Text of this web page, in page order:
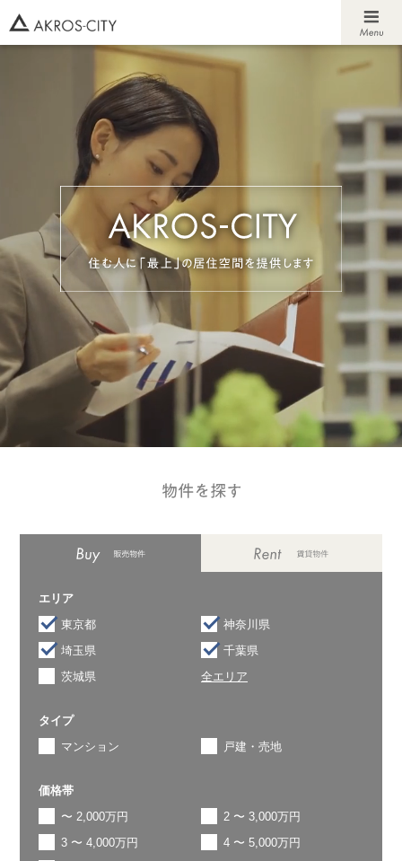
エリア
東京都
神奈川県
埼玉県
千葉県
茨城県
全エリア
タイプ
マンション
戸建・売地
価格帯
〜 2,000万円
2 〜 3,000万円
3 〜 4,000万円
4 〜 5,000万円